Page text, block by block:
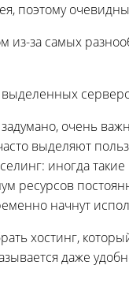
поэтому
за самых
очень
выделяют
иногда
ресурсов
начнут
хостинг,
даже